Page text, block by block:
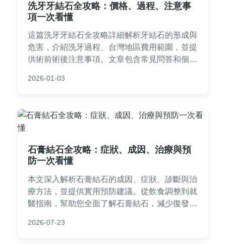
洗牙牙結石全攻略：價格、過程、注意事
項一次看懂
這篇洗牙牙結石全攻略詳細解析牙結石的形成與
危害，介紹洗牙過程、台灣地區費用範圍，並提
供術前術後注意事項。文章包含常見問答和個人
性，做出明智決策。
2026-01-03
石膏結石全攻略：症狀、成因、治療與預
防一次看懂
本文深入解析石膏結石的成因、症狀、診斷與治
療方法，並提供實用預防建議。從飲食調整到就
醫指南，幫助您全面了解石膏結石，減少復發風
2026-07-23